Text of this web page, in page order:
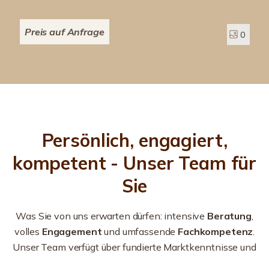
Preis auf Anfrage 0
Persönlich, engagiert,
kompetent - Unser Team für
Sie
Was Sie von uns erwarten dürfen: intensive Beratung,
volles Engagementund umfassende Fachkompetenz.
Unser Team verfügt über fundierte Marktkenntnisse und